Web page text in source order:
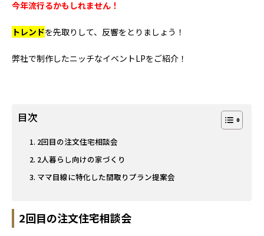
今年流行るかもしれません！
トレンドを先取りして、反響をとりましょう！
弊社で制作したニッチなイベントLPをご紹介！
目次
2回目の注文住宅相談会
2人暮らし向けの家づくり
ママ目線に特化した間取りプラン提案会
2回目の注文住宅相談会